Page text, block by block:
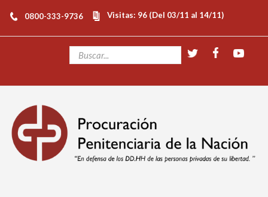
0800-333-9736 Visitas: 96 (Del 03/11 al 14/11)